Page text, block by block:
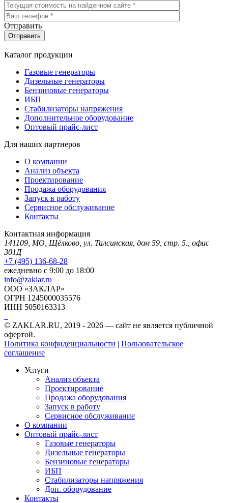
Отправить
Каталог продукции
Газовые генераторы
Дизельные генераторы
Бензиновые генераторы
ИБП
Стабилизаторы напряжения
Дополнительное оборудование
Оптовый прайс-лист
Для наших партнеров
О компании
Анализ объекта
Проектирование
Продажа оборудования
Запуск в работу
Сервисное обслуживание
Контакты
Контактная информация
141109, МО, Щёлково, ул. Талсинская, дом 59, стр. 5., офис
301Д
+7 (495) 136-68-28
ежедневно с 9:00 до 18:00
info@zaklar.ru
ООО «ЗАКЛАР»
ОГРН 1245000035576
ИНН 5050163313
© ZAKLAR.RU, 2019 - 2026 — cайт не является публичной
офертой.
Политика конфиденциальности | Пользовательское
соглашение
Услуги
Анализ объекта
Проектирование
Продажа оборудования
Запуск в работу
Сервисное обслуживание
О компании
Оптовый прайс-лист
Газовые генераторы
Дизельные генераторы
Бензиновые генераторы
ИБП
Стабилизаторы напряжения
Доп. оборудование
Контакты